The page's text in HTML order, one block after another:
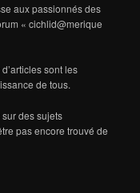
aux passionnés des
« cichlid@merique
sont les
de tous.
des sujets
pas encore trouvé de